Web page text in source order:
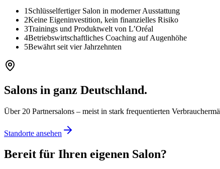
1 Schlüsselfertiger Salon in moderner Ausstattung
2Keine Eigeninvestition, kein finanzielles Risiko
3Trainings und Produktwelt von L’Oréal
4Betriebswirtschaftliches Coaching auf Augenhöhe
5Bewährt seit vier Jahrzehnten
Salons in ganz Deutschland.
Über 20 Partnersalons – meist in stark frequentierten
Standorte ansehen
Bereit für Ihren eigenen Salon?